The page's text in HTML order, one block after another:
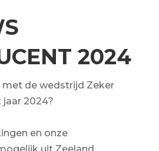
2024
met de wedstrijd Zeker
2024?
en onze